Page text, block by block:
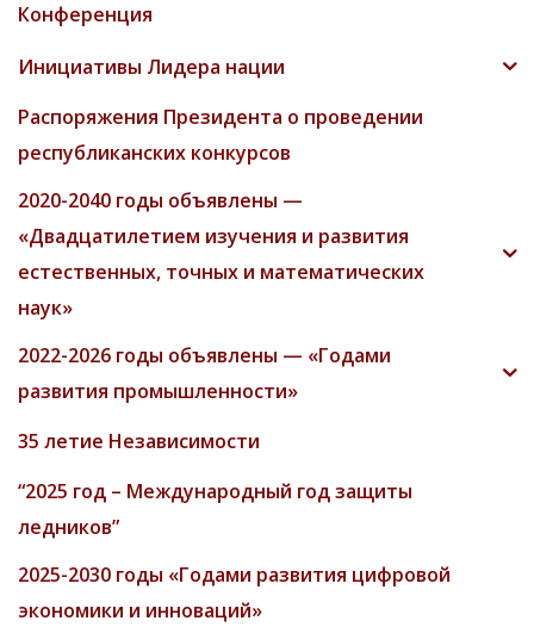
Конференция
Инициативы Лидера нации
Распоряжения Президента о проведении
республиканских конкурсов
2020-2040 годы объявлены —
«Двадцатилетием изучения и развития
естественных, точных и математических
наук»
2022-2026 годы объявлены — «Годами
развития промышленности»
35 летие Независимости
“2025 год – Международный год защиты
ледников”
2025-2030 годы «Годами развития цифровой
экономики и инноваций»